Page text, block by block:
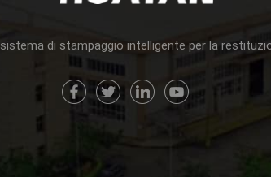
di stampaggio intelligente per la